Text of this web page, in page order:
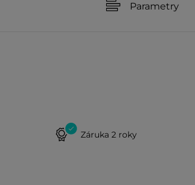
Parametry
Záruka 2 roky